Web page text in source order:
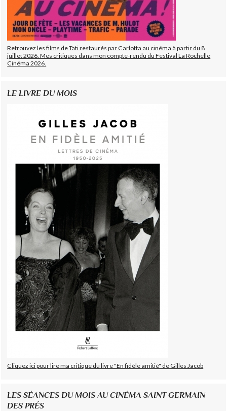
Retrouvez les films de Tati restaurés par Carlotta au cinéma à partir du 8
juillet 2026. Mes critiques dans mon compte-rendu du Festival La Rochelle
Cinéma 2026.
LE LIVRE DU MOIS
Cliquez ici pour lire ma critique du livre "En fidèle amitié" de Gilles Jacob
LES SÉANCES DU MOIS AU CINÉMA SAINT GERMAIN
DES PRÉS